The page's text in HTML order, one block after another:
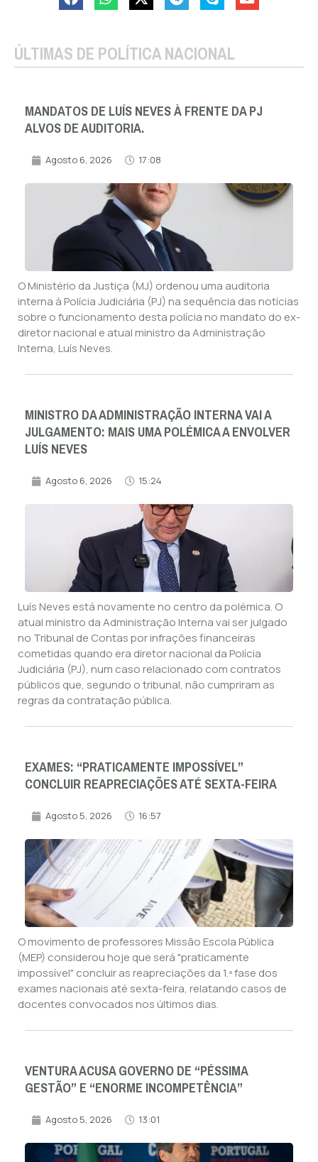
ÚLTIMAS DE POLÍTICA NACIONAL
MANDATOS DE LUÍS NEVES À FRENTE DA PJ
ALVOS DE AUDITORIA.
Agosto 6, 2026 17:08
O Ministério da Justiça (MJ) ordenou uma auditoria
interna à Polícia Judiciária (PJ) na sequência das notícias
sobre o funcionamento desta polícia no mandato do ex-
diretor nacional e atual ministro da Administração
Interna, Luís Neves.
MINISTRO DA ADMINISTRAÇÃO INTERNA VAI A
JULGAMENTO: MAIS UMA POLÉMICA A ENVOLVER
LUÍS NEVES
Agosto 6, 2026 15:24
Luís Neves está novamente no centro da polémica. O
atual ministro da Administração Interna vai ser julgado
no Tribunal de Contas por infrações financeiras
cometidas quando era diretor nacional da Polícia
Judiciária (PJ), num caso relacionado com contratos
públicos que, segundo o tribunal, não cumpriram as
regras da contratação pública.
EXAMES: “PRATICAMENTE IMPOSSÍVEL”
CONCLUIR REAPRECIAÇÕES ATÉ SEXTA-FEIRA
Agosto 5, 2026 16:57
O movimento de professores Missão Escola Pública
(MEP) considerou hoje que será "praticamente
impossível" concluir as reapreciações da 1.ª fase dos
exames nacionais até sexta-feira, relatando casos de
docentes convocados nos últimos dias.
VENTURA ACUSA GOVERNO DE “PÉSSIMA
GESTÃO” E “ENORME INCOMPETÊNCIA”
Agosto 5, 2026 13:01